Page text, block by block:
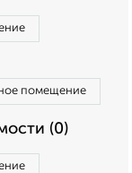
помещение
(0)